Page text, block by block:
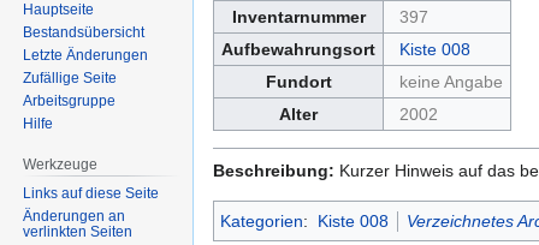
springen
springen
Inventarnummer
397
Aufbewahrungsort
Kiste 008
Fundort
keine Angabe
Alter
2002
Beschreibung: Kurzer Hinweis auf das
Kategorien: Kiste 008 Verzeichnetes
Hauptseite
Bestandsübersicht
Letzte Änderungen
Zufällige Seite
Arbeitsgruppe
Hilfe
Werkzeuge
Links auf diese Seite
Änderungen an
verlinkten Seiten